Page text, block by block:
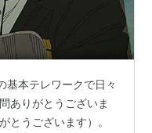
基本テレワークで日々
ありがとうございま
とうございます）。